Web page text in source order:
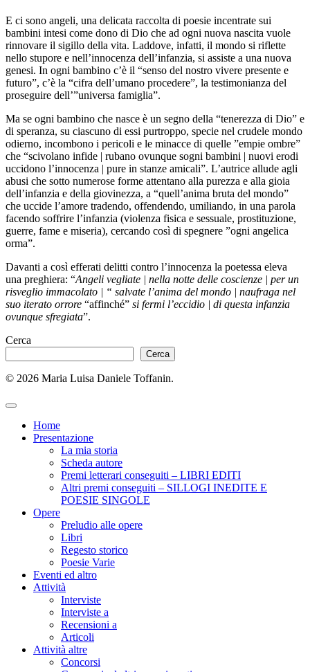
E ci sono angeli, una delicata raccolta di poesie incentrate sui
bambini intesi come dono di Dio che ad ogni nuova nascita vuole
rinnovare il sigillo della vita. Laddove, infatti, il mondo si riflette
nello stupore e nell’innocenza dell’infanzia, si assiste a una nuova
genesi. In ogni bambino c’è il “senso del nostro vivere presente e
futuro”, c’è la “cifra dell’umano procedere”, la testimonianza del
proseguire dell’”universa famiglia”.
Ma se ogni bambino che nasce è un segno della “tenerezza di Dio” e
di speranza, su ciascuno di essi purtroppo, specie nel crudele mondo
odierno, incombono i pericoli e le minacce di quelle ”empie ombre”
che “scivolano infide | rubano ovunque sogni bambini | nuovi erodi
uccidono l’innocenza | pure in stanze amicali”. L’autrice allude agli
abusi che sotto numerose forme attentano alla purezza e alla gioia
dell’infanzia e della giovinezza, a “quell’anima bruta del mondo”
che uccide l’amore tradendo, offendendo, umiliando, in una parola
facendo soffrire l’infanzia (violenza fisica e sessuale, prostituzione,
guerre, fame e miseria), cercando così di spegnere ”ogni angelica
orma”.
Davanti a così efferati delitti contro l’innocenza la poetessa eleva
una preghiera: “Angeli vegliate | nella notte delle coscienze | per un
risveglio immacolato | “ salvate l’anima del mondo | naufraga nel
suo iterato orrore “affinché” si fermi l’eccidio | di questa infanzia
ovunque sfregiata”.
Cerca
Cerca
© 2026 Maria Luisa Daniele Toffanin.
Home
Presentazione
La mia storia
Scheda autore
Premi letterari conseguiti – LIBRI EDITI
Altri premi conseguiti – SILLOGI INEDITE E
POESIE SINGOLE
Opere
Preludio alle opere
Libri
Regesto storico
Poesie Varie
Eventi ed altro
Attività
Interviste
Interviste a
Recensioni a
Articoli
Attività altre
Concorsi